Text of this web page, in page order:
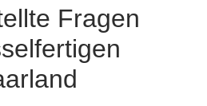
Fragen